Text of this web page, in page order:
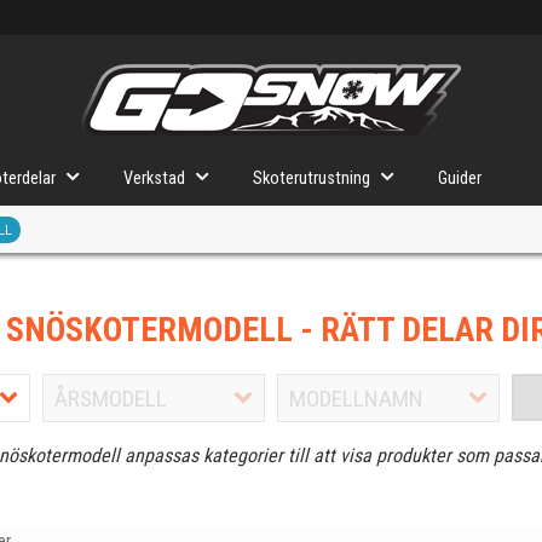
Verkstad Skoterutrustning Guider
- RÄTT DELAR
anpassas kategorier till att visa produkter som